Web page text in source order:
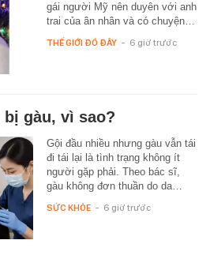
gái người Mỹ nên duyên với anh
trai của ân nhân và có chuyện…
THẾ GIỚI ĐÓ ĐÂY - 6 giờ trước
gàu, vì sao?
Gội đầu nhiều nhưng gàu vẫn tái
đi tái lại là tình trạng không ít
người gặp phải. Theo bác sĩ,
gàu không đơn thuần do da…
SỨC KHỎE - 6 giờ trước